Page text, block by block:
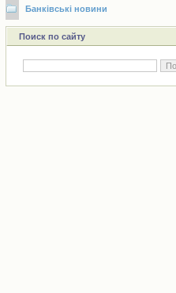
Банківські новини
Поиск по сайту